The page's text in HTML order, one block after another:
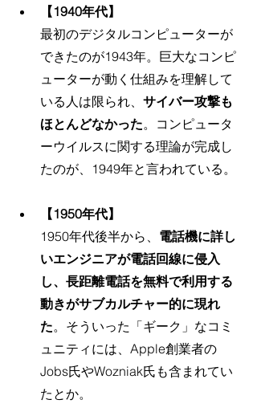
【1940年代】
最初のデジタルコンピューターが
できたのが1943年。巨大なコンピ
ューターが動く仕組みを理解して
いる人は限られ、 サイバー攻撃も
ほとんどなかった。コンピュータ
ーウイルスに関する理論が完成し
たのが、1949年と言われている。
【1950年代】
1950年代後半から、 電話機に詳し
いエンジニアが電話回線に侵入
し、長距離電話を無料で利用する
動きがサブカルチャー的に現れ
た。そういった「ギーク」なコミ
ュニティには、Apple創業者の
Jobs氏やWozniak氏も含まれてい
たとか。